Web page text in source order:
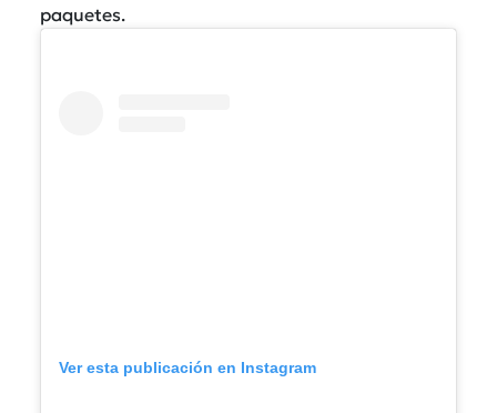
paquetes.
Ver esta publicación en Instagram